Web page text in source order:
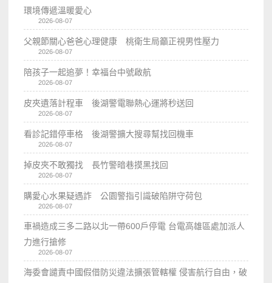
環境傳遞溫暖愛心
2026-08-07
父親節關心爸爸心理健康 桃衛生局籲正視男性壓力
2026-08-07
陪孩子一起追夢！幸福台中號啟航
2026-08-07
皮夾遺落計程車 後湖警電聯熱心運將秒送回
2026-08-07
看診記錯停車格 後湖警擴大搜尋幫找回機車
2026-08-07
掉皮夾不敢獨找 長竹警暗巷摸黑找回
2026-08-07
購愛心水果疑遇詐 公園警指引識破陷阱守荷包
2026-08-07
車禍造成三多二路以北一帶600戶停電 台電高雄區處加派人
力進行搶修
2026-08-07
海委會譴責中國假借防災違法擴張管轄權 侵害航行自由，破